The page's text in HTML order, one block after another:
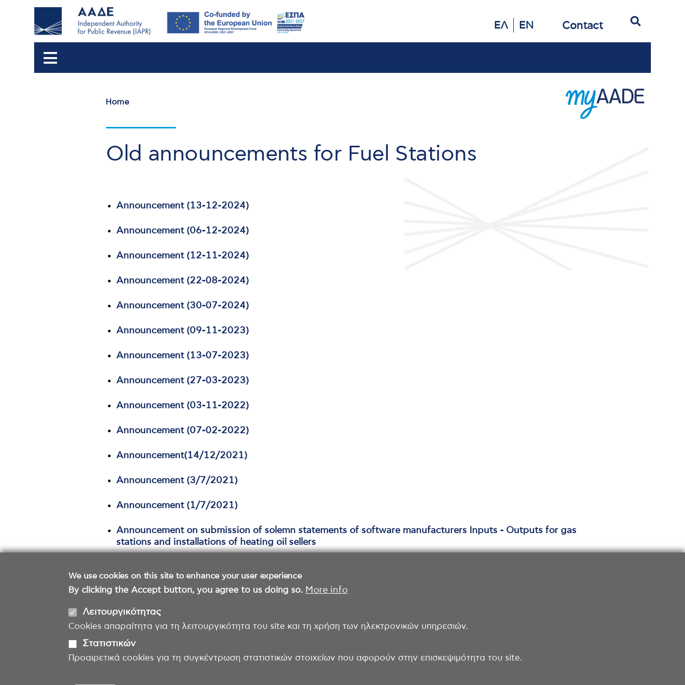
We use cookies on this site to enhance your user experience
By clicking the Accept button, you agree to us doing so. More info
Λειτουργικότητας
Cookies απαραίτητα για τη λειτουργικότητα του site και τη χρήση των ηλεκτρονικών υπηρεσιών.
Στατιστικών
Προαιρετικά cookies για τη συγκέντρωση στατιστικών στοιχείων που αφορούν στην επισκεψιμότητα του site.
ΕΛ EN Contact
Home
Old announcements for Fuel Stations
Announcement (13-12-2024)
Announcement (06-12-2024)
Announcement (12-11-2024)
Announcement (22-08-2024)
Announcement (30-07-2024)
Announcement(09-11-2023)
Announcement(13-07-2023)
Announcement (27-03-2023)
Announcement (03-11-2022)
Announcement (07-02-2022)
Announcement(14/12/2021)
Announcement (3/7/2021)
Announcement (1/7/2021)
Announcement on submission of solemn statements of software manufacturers Inputs - Outputs for gas
stations and installations of heating oil sellers